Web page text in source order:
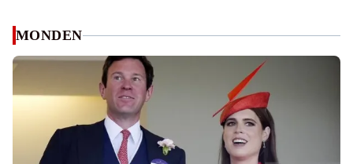
MONDEN